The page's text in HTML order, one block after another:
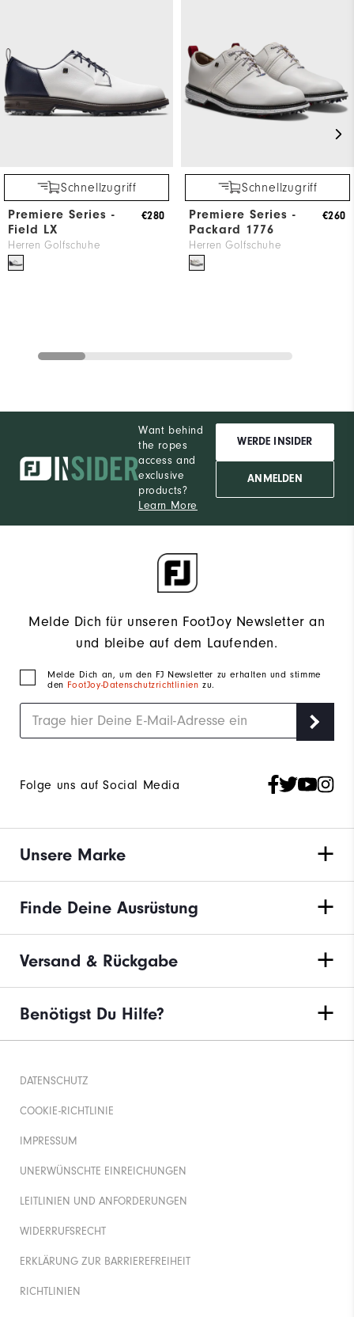
Schnellzugriff
Premiere Series -
Field LX
Herren Golfschuhe
€280
Schnellzugriff
Premiere Series -
Packard 1776
Herren Golfschuhe
€260
Want behind
the ropes
access and
exclusive
products?
Learn More
WERDE INSIDER
ANMELDEN
Melde Dich für unseren FootJoy Newsletter an
und bleibe auf dem Laufenden.
Melde Dich an, um den FJ Newsletter zu erhalten und stimme
den FootJoy-Datenschutzrichtlinienzu.
Folge uns auf Social Media
Unsere Marke
Finde Deine Ausrüstung
Versand & Rückgabe
Benötigst Du Hilfe?
DATENSCHUTZ
COOKIE-RICHTLINIE
IMPRESSUM
UNERWÜNSCHTE EINREICHUNGEN
LEITLINIEN UND ANFORDERUNGEN
WIDERRUFSRECHT
ERKLÄRUNG ZUR BARRIEREFREIHEIT
RICHTLINIEN